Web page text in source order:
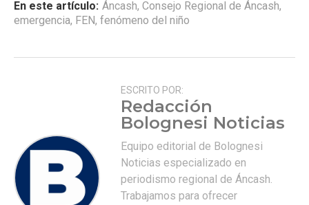
En este artículo: Áncash, Consejo Regional de Áncash,
emergencia, FEN, fenómeno del niño
ESCRITO POR:
Redacción
Bolognesi Noticias
Equipo editorial de Bolognesi
Noticias especializado en
periodismo regional de Áncash.
Trabajamos para ofrecer